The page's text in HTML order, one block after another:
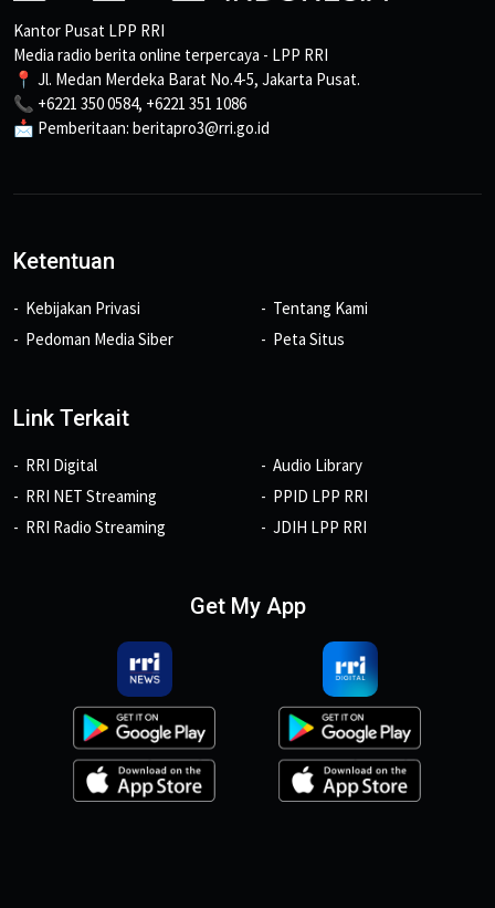
Kantor Pusat LPP RRI
Media radio berita online terpercaya - LPP RRI
📍 Jl. Medan Merdeka Barat No.4-5, Jakarta Pusat.
📞 +6221 350 0584, +6221 351 1086
📩 Pemberitaan: beritapro3@rri.go.id
Ketentuan
Kebijakan Privasi
Pedoman Media Siber
Tentang Kami
Peta Situs
Link Terkait
RRI Digital
RRI NET Streaming
RRI Radio Streaming
Audio Library
PPID LPP RRI
JDIH LPP RRI
Get My App